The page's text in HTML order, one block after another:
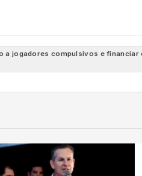
a jogadores compulsivos e